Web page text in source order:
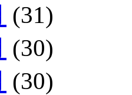
(31)
(30)
(30)